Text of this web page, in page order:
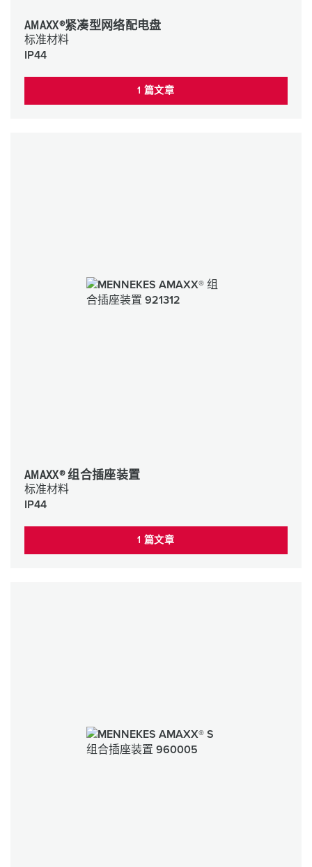
AMAXX®紧凑型网络配电盘
标准材料
IP44
1 篇文章
AMAXX® 组合插座装置
标准材料
IP44
1 篇文章